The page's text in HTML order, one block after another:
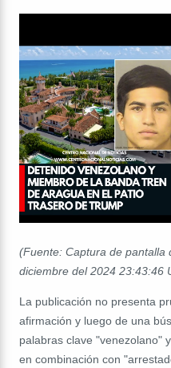
(Fuente: Captura de pantalla
diciembre del 2024 23:43:46
La publicación no presenta
afirmación y luego de una
palabras clave "venezolano"
en combinación con